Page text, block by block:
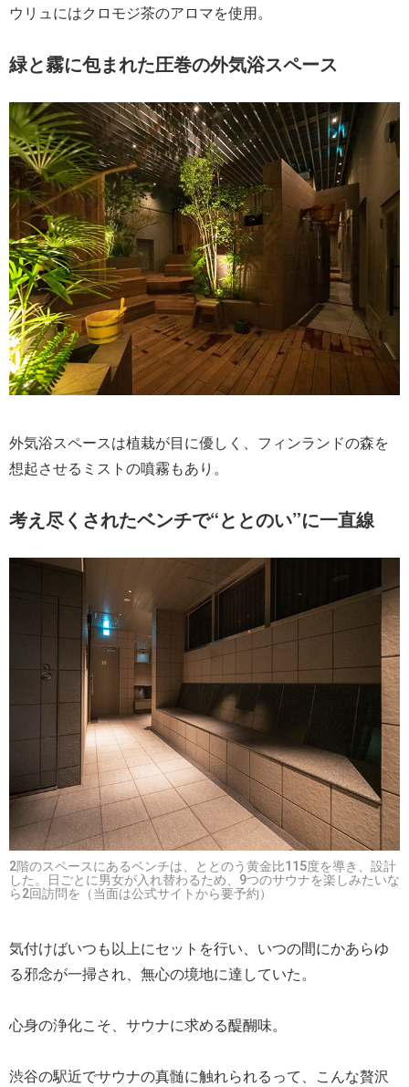
ウリュにはクロモジ茶のアロマを使用。
緑と霧に包まれた圧巻の外気浴スペース
外気浴スペースは植栽が目に優しく、フィンランドの森を
想起させるミストの噴霧もあり。
考え尽くされたベンチで“ととのい”に一直線
2階のスペースにあるベンチは、ととのう黄金比115度を導き、設計
した。日ごとに男女が入れ替わるため、9つのサウナを楽しみたいな
ら2回訪問を（当面は公式サイトから要予約）
気付けばいつも以上にセットを行い、いつの間にかあらゆ
る邪念が一掃され、無心の境地に達していた。
心身の浄化こそ、サウナに求める醍醐味。
渋谷の駅近でサウナの真髄に触れられるって、こんな贅沢